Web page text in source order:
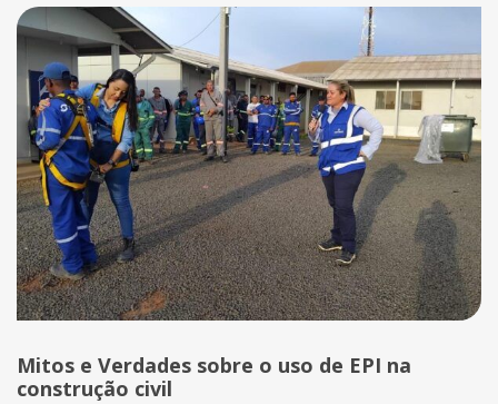
Mitos e Verdades sobre o uso de EPI na
construção civil